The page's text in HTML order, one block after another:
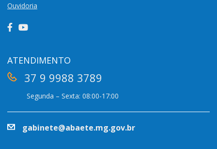
Ouvidoria
ATENDIMENTO
37 9 9988 3789
Segunda – Sexta: 08:00-17:00
gabinete@abaete.mg.gov.br